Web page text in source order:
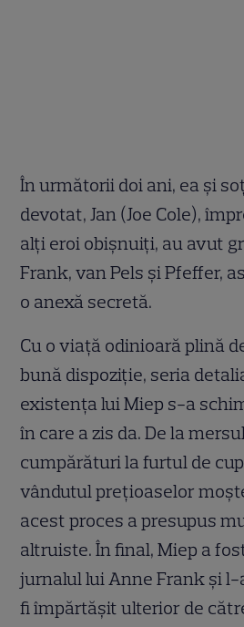
În următorii doi ani, ea și
devotat, Jan (Joe Cole),
alți eroi obișnuiți, au avut
Frank, van Pels și Pfeffer,
o anexă secretă.
Cu o viață odinioară plină
bună dispoziție, seria
existența lui Miep s-a
în care a zis da. De la
cumpărături la furtul de
vândutul prețioaselor
acest proces a presupus
altruiste. În final, Miep a
jurnalul lui Anne Frank și
fi împărtășit ulterior de